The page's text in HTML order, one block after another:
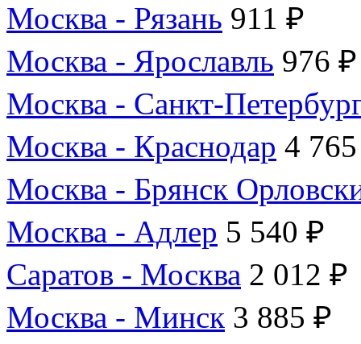
Москва - Рязань 911 ₽
Москва - Ярославль 976 ₽
Москва - Санкт-
Москва - Краснодар 4
Москва - Брянск
Москва - Адлер 5 540 ₽
Саратов - Москва 2 012 ₽
Москва - Минск 3 885 ₽